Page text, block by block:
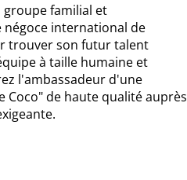
groupe familial et
négoce international de
trouver son futur talent
à taille humaine et
l'ambassadeur d'une
Coco" de haute qualité auprès
.